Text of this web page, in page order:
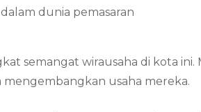
dunia pemasaran
semangat wirausaha di kota ini.
usaha mereka.